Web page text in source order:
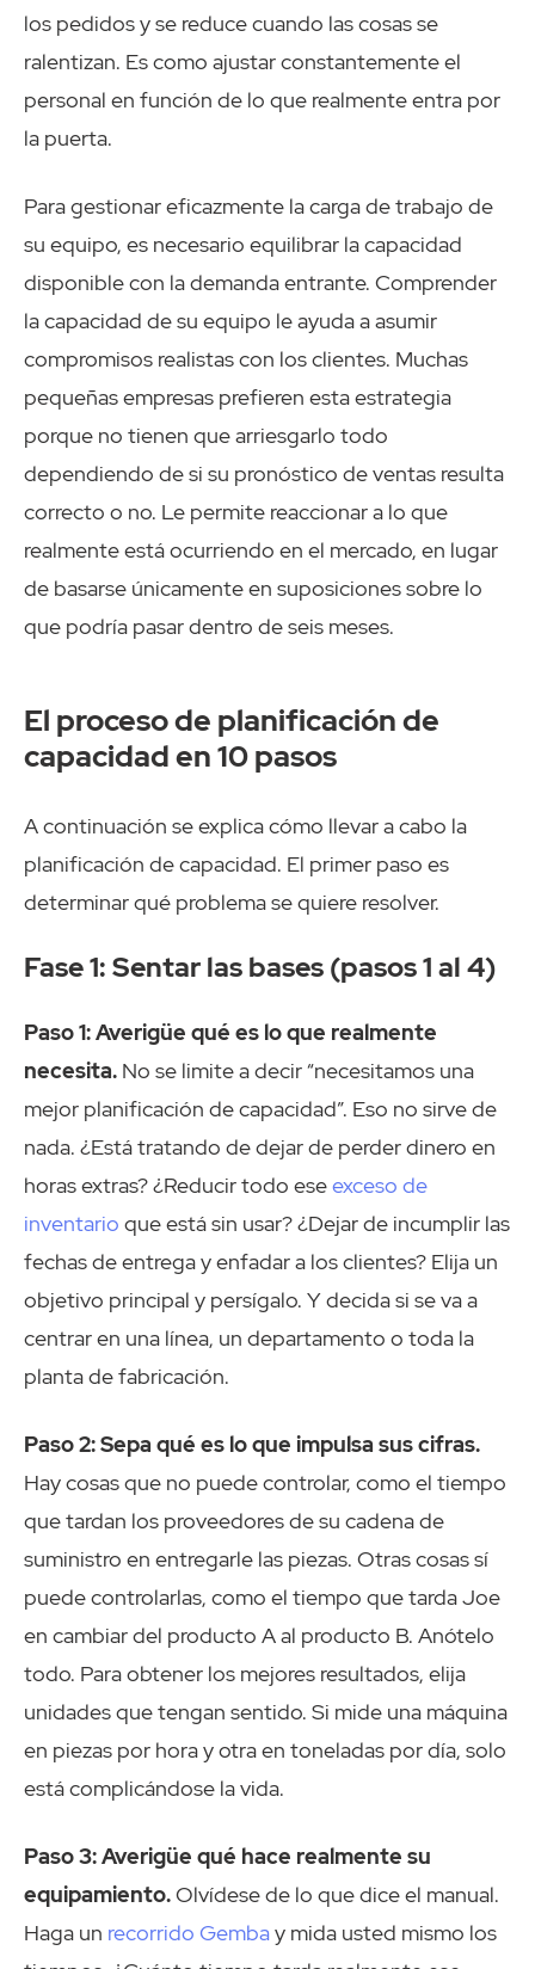
los pedidos y se reduce cuando las cosas se
ralentizan. Es como ajustar constantemente el
personal en función de lo que realmente entra por
la puerta.
Para gestionar eficazmente la carga de trabajo de
su equipo, es necesario equilibrar la capacidad
disponible con la demanda entrante. Comprender
la capacidad de su equipo le ayuda a asumir
compromisos realistas con los clientes. Muchas
pequeñas empresas prefieren esta estrategia
porque no tienen que arriesgarlo todo
dependiendo de si su pronóstico de ventas resulta
correcto o no. Le permite reaccionar a lo que
realmente está ocurriendo en el mercado, en lugar
de basarse únicamente en suposiciones sobre lo
que podría pasar dentro de seis meses.
El proceso de planificación de
capacidad en 10 pasos
A continuación se explica cómo llevar a cabo la
planificación de capacidad. El primer paso es
determinar qué problema se quiere resolver.
Fase 1: Sentar las bases (pasos 1 al 4)
Paso 1: Averigüe qué es lo que realmente
necesita. No se limite a decir “necesitamos una
mejor planificación de capacidad”. Eso no sirve de
nada. ¿Está tratando de dejar de perder dinero en
horas extras? ¿Reducir todo eseexceso de
inventario que está sin usar? ¿Dejar de incumplir las
fechas de entrega y enfadar a los clientes? Elija un
objetivo principal y persígalo. Y decida si se va a
centrar en una línea, un departamento o toda la
planta de fabricación.
Paso 2: Sepa qué es lo que impulsa sus cifras.
Hay cosas que no puede controlar, como el tiempo
que tardan los proveedores de su cadena de
suministro en entregarle las piezas. Otras cosas sí
puede controlarlas, como el tiempo que tarda Joe
en cambiar del producto A al producto B. Anótelo
todo. Para obtener los mejores resultados, elija
unidades que tengan sentido. Si mide una máquina
en piezas por hora y otra en toneladas por día, solo
está complicándose la vida.
Paso 3: Averigüe qué hace realmente su
equipamiento.Olvídese de lo que dice el manual.
Haga un recorrido Gembay mida usted mismo los